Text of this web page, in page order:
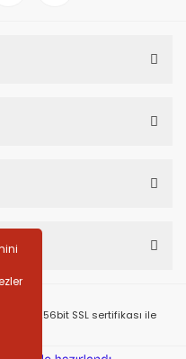
256bit SSL sertifikası ile